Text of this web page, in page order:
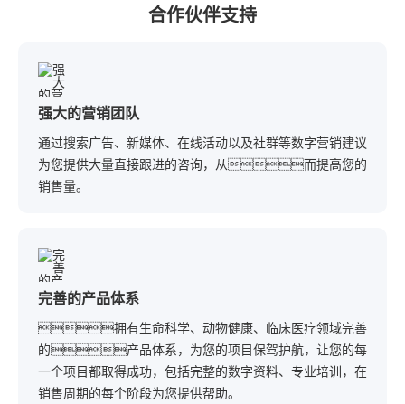
合作伙伴支持
强大的营销团队
通过搜索广告、新媒体、在线活动以及社群等数字营销建议
为您提供大量直接跟进的咨询，从而提高您的
销售量。
完善的产品体系
拥有生命科学、动物健康、临床医疗领域完善
的产品体系，为您的项目保驾护航，让您的每
一个项目都取得成功，包括完整的数字资料、专业培训，在
销售周期的每个阶段为您提供帮助。